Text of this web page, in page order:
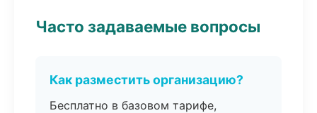
Часто задаваемые вопросы
Как разместить организацию?
Бесплатно в базовом тарифе,